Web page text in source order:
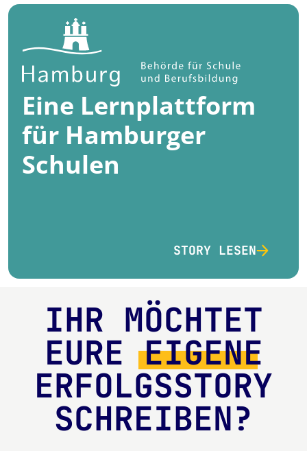
Eine Lernplattform
für Hamburger
Schulen
STORY LESEN
IHR MÖCHTET
EUREEIGENE
ERFOLGSSTORY
SCHREIBEN?